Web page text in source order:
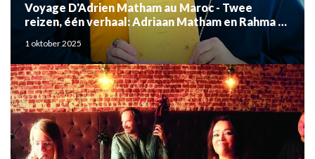
Voyage D'Adrien Matham au Maroc - Twee
reizen, één verhaal: Adriaan Matham en Rahma el
Mouden
1 oktober 2025